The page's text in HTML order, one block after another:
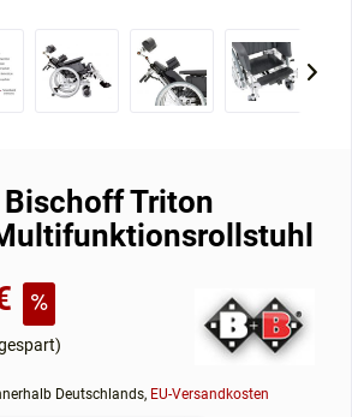
Triton
Deutschlands, EU-Versandkosten